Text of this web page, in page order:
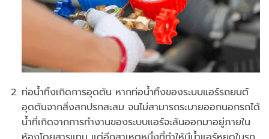
ท่อน้ำทิ้งเกิดการอุดตัน หากท่อน้ำทิ้งของระบบแอร์รถยนต์
อุดตันจากสิ่งสกปรกสะสม จนไม่สามารถระบายออกนอกรถได้
น้ำที่เกิดจากการทำงานของระบบแอร์จะล้นออกมาอยู่ภายใน